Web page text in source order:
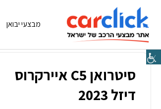
מבצעי יבואן
סיטרואן C5 איירקרוס
דיזל 2023